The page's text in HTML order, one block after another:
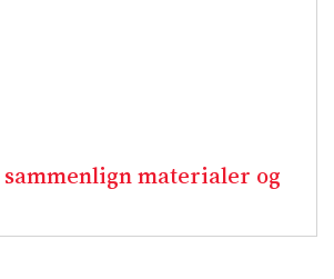
materialer og